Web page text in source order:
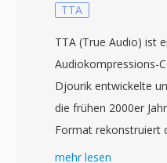
Sorenson-Spark-
leichtgewichtigen
für Streaming-
grösste Stärke von
konsistente
verschiedene
TTA
TTA (True Audio) ist
Audiokompressions-
Djourik entwickelte
die frühen 2000er
Format rekonstruiert
Stream bei der
mehr lesen